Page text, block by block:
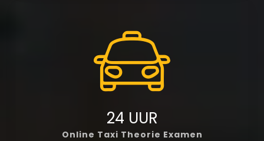
24 UUR
Online Taxi Theorie Examen